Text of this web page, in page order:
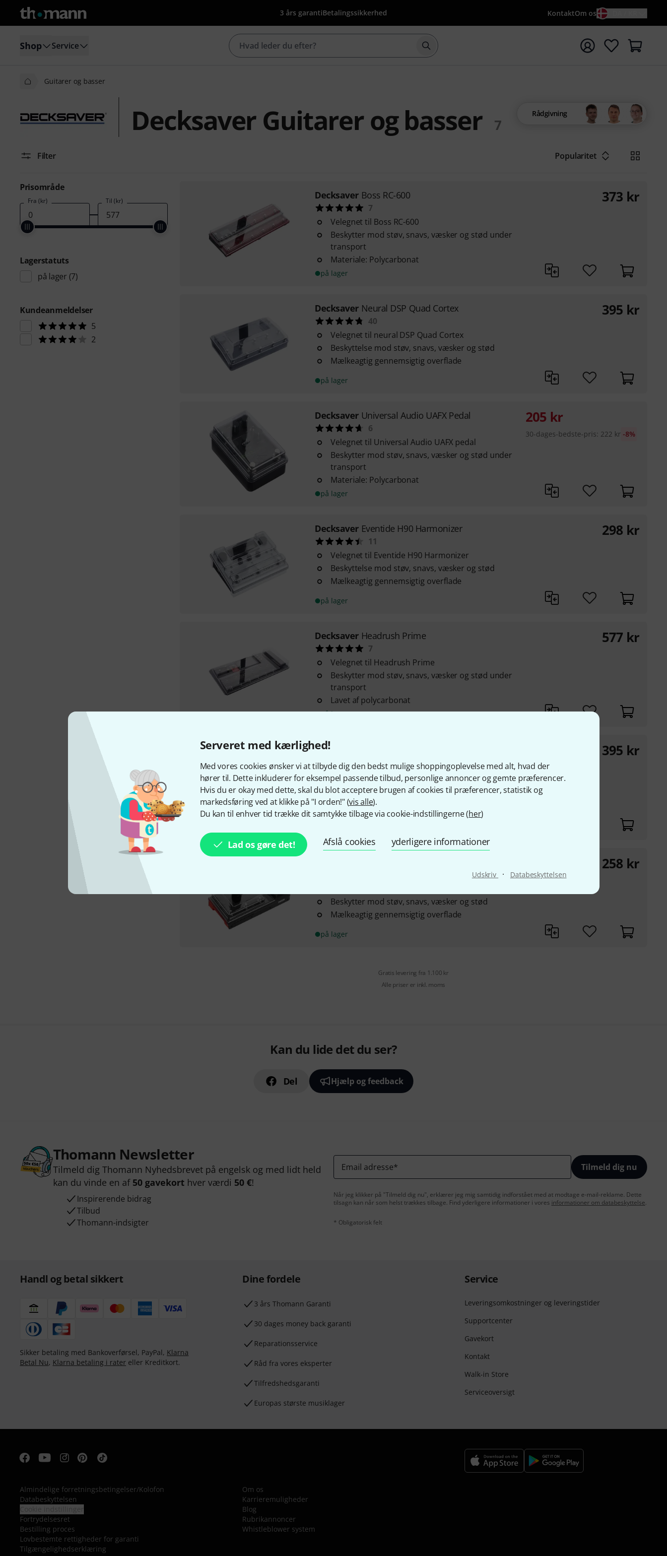
Serveret med kærlighed!
Med vores cookies ønsker vi at tilbyde dig den bedst mulige shoppingoplevelse med alt, hvad der
hører til. Dette inkluderer for eksempel passende tilbud, personlige annoncer og gemte præferencer.
Hvis du er okay med dette, skal du blot acceptere brugen af cookies til præferencer, statistik og
markedsføring ved at klikke på "I orden!" (vis alle).
Du kan til enhver tid trække dit samtykke tilbage via cookie-indstillingerne (her)
Lad os gøre det! Afslå cookies yderligere informationer
Udskriv · Databeskyttelsen
3 års garantiBetalingssikkerhed KontaktOm os
Shop Service Start søgning med søgeord {searchTerm}
Guitarer og basser
Decksaver Guitarer og basser 7
Rådgivning
Filter Popularitet
Prisområde
Fra (kr) Til (kr)
Lagerstatuts
på lager (7)
Kundeanmeldelser
5
2
Decksaver Boss RC-600
7
Velegnet til Boss RC-600
Beskytter mod støv, snavs, væsker og stød under
transport
Materiale: Polycarbonat
på lager
373 kr
Decksaver Neural DSP Quad Cortex
40
Velegnet til neural DSP Quad Cortex
Beskyttelse mod støv, snavs, væsker og stød
Mælkeagtig gennemsigtig overflade
på lager
395 kr
Decksaver Universal Audio UAFX Pedal
6
Velegnet til Universal Audio UAFX pedal
Beskytter mod støv, snavs, væsker og stød under
transport
Materiale: Polycarbonat
på lager
205 kr
30-dages-bedste-pris: 222 kr -8%
Decksaver Eventide H90 Harmonizer
11
Velegnet til Eventide H90 Harmonizer
Beskyttelse mod støv, snavs, væsker og stød
Mælkeagtig gennemsigtig overflade
på lager
298 kr
Decksaver Headrush Prime
7
Velegnet til Headrush Prime
Beskytter mod støv, snavs, væsker og stød under
transport
Lavet af polycarbonat
på lager
577 kr
Decksaver
9
Velegnet til Boss GX-100
Beskytter mod støv, snavs, væsker og stød under
transport
Fremstillet af polycarbonat
395 kr
Beskytter mod støv, snavs, væsker og stød
Mælkeagtig gennemsigtig overflade
på lager
258 kr
Gratis levering fra 1.100 kr
Alle priser er inkl. moms
Kan du lide det du ser?
Del Hjælp og feedback
Thomann Newsletter
Tilmeld dig Thomann Nyhedsbrevet på engelsk og med lidt held
kan du vinde en af 50 gavekort hver værdi 50 €!
Inspirerende bidrag
Tilbud
Thomann-indsigter
Email adresse* Tilmeld dig nu
Når jeg klikker på "Tilmeld dig nu", erklærer jeg mig samtidig indforstået med at modtage e-mail-reklame. Dette
tilsagn kan når som helst trækkes tilbage. Find yderligere informationer i vores informationer om databeskyttelse.
* Obligatorisk felt
Handl og betal sikkert
Sikker betaling med Bankoverførsel, PayPal, Klarna
Betal Nu, Klarna betaling i rater eller Kreditkort.
Dine fordele
3 års Thomann Garanti
30 dages money back garanti
Reparationsservice
Råd fra vores eksperter
Tilfredshedsgaranti
Europas største musiklager
Service
Leveringsomkostninger og leveringstider
Supportcenter
Gavekort
Kontakt
Walk-in Store
Serviceoversigt
Almindelige forretningsbetingelser/Kolofon
Databeskyttelsen
Fortrydelsesret
Bestilling proces
Lovbestemte rettigheder for garanti
Tilgængelighedserklæring
Om os
Karrieremuligheder
Blog
Rubrikannoncer
Whistleblower system